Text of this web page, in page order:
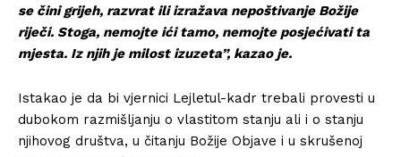
se čini grijeh, razvrat ili izražava nepoštivanje Božije
riječi. Stoga, nemojte ići tamo, nemojte posjećivati ta
mjesta. Iz njih je milost izuzeta”, kazao je.
Istakao je da bi vjernici Lejletul-kadr trebali provesti u
dubokom razmišljanju o vlastitom stanju ali i o stanju
njihovog društva, u čitanju Božije Objave i u skrušenoj